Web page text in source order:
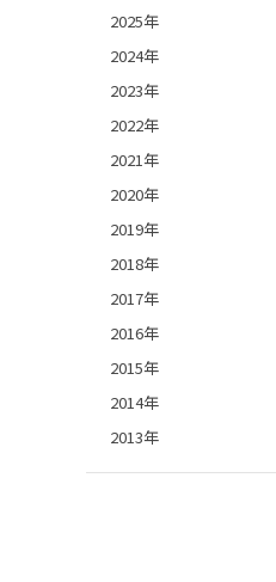
2025年
2024年
2023年
2022年
2021年
2020年
2019年
2018年
2017年
2016年
2015年
2014年
2013年